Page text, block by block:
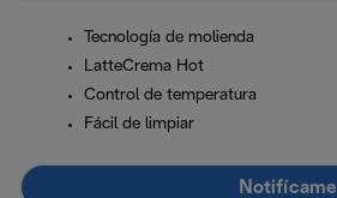
Tecnología de molienda
LatteCrema Hot
Control de temperatura
Fácil de limpiar
Notifícame